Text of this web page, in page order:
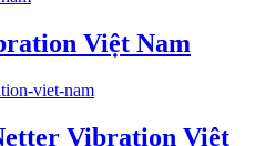
Việt Nam
Vibration Việt